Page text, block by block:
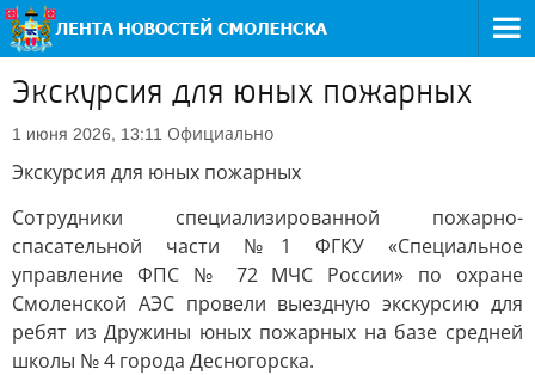
Экскурсия для юных пожарных
1 июня 2026, 13:11 Официально
Экскурсия для юных пожарных
Сотрудники специализированной пожарно-
спасательной части №1 ФГКУ «Специальное
управление ФПС № 72 МЧС России» по охране
Смоленской АЭС провели выездную экскурсию для
ребят из Дружины юных пожарных на базе средней
школы № 4 города Десногорска.